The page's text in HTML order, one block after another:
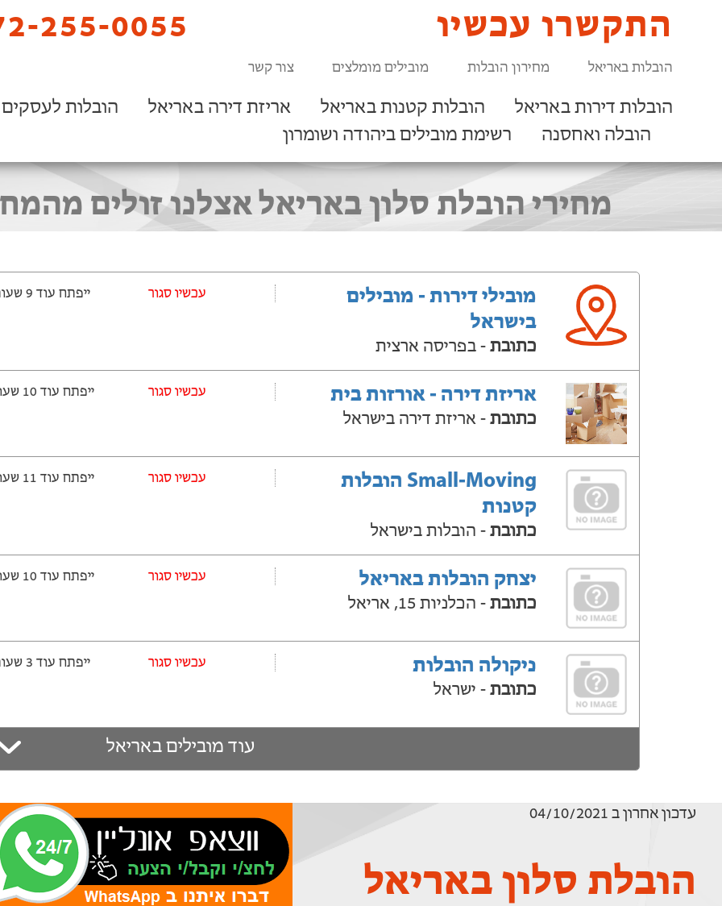
255-0055 התקשרו עכשיו
הובלות באריאל מחירון הובלות מובילים מומלצים צור קשר
הובלות דירות באריאל הובלות קטנות באריאל אריזת דירה באריאל
הובלות לעסקים
הובלה ואחסנה
רשימת מובילים ביהודה ושומרון
מחירי הובלת סלון באריאל אצלנו זולים
מובילי דירות - מובילים
בישראל
כתובת - בפריסה ארצית
עכשיו סגור ייפתח עוד 9 שעות ‫ו-2 דקות
אריזת דירה - אורזות בית
כתובת - אריזת דירה בישראל
עכשיו סגור ייפתח עוד 10 שעות ‫ו-2 דקות
Small-Moving הובלות
קטנות
כתובת - הובלות בישראל
עכשיו סגור ייפתח עוד 11 שעות ‫ו-2 דקות
יצחק הובלות באריאל
כתובת - הכלניות 15, אריאל
עכשיו סגור ייפתח עוד 10 שעות ‫ו-2 דקות
ניקולה הובלות
כתובת - ישראל
עכשיו סגור ייפתח עוד 3 שעות ‫ו-2 דקות
עוד מובילים באריאל
עדכון אחרון ב 04/10/2021
הובלת סלון באריאל